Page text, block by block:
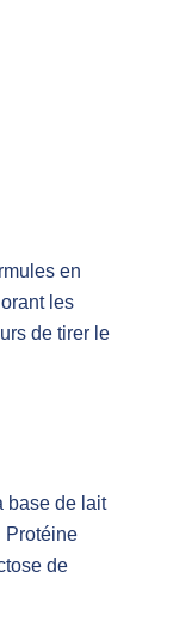
en
les
de tirer le
base de lait
Protéine
de